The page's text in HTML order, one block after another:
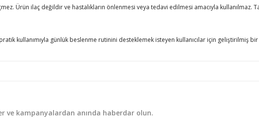
Ürün ilaç değildir ve hastalıkların önlenmesi veya tedavi edilmesi amacıyla kullanılmaz.
kullanımıyla günlük beslenme rutinini desteklemek isteyen kullanıcılar için geliştirilmiş
ve kampanyalardan anında haberdar olun.